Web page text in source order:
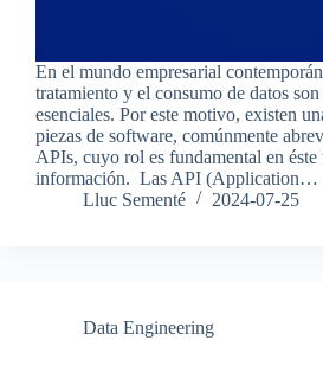
En el mundo empresarial
tratamiento y el consumo de datos
esenciales. Por este motivo, existen
piezas de software, comúnmente
APIs, cuyo rol es fundamental en éste
información. Las API (Application…
Lluc Sementé
2024-07-25
Data Engineering